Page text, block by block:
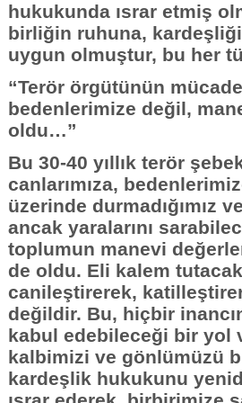
hukukunda ısrar etmiş
birliğin ruhuna,
uygun olmuştur, bu her
“Terör örgütünün
bedenlerimize değil,
oldu…”
Bu 30-40 yıllık terör
canlarımıza,
üzerinde durmadığımız
ancak yaralarını
toplumun manevi
de oldu. Eli kalem
canileştirerek,
değildir. Bu, hiçbir
kabul edebileceği bir yol
kalbimizi ve gönlümüzü
kardeşlik hukukunu